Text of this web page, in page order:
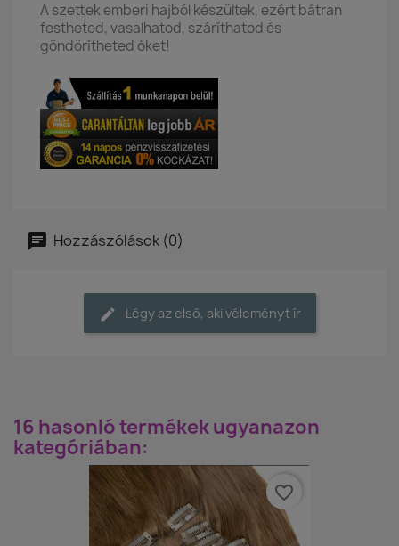
A szettek emberi hajból készültek, ezért bátran
festheted, vasalhatod, száríthatod és
göndörítheted őket!
Hozzászólások (0)
Légy az első, aki véleményt ír
16 hasonló termékek ugyanazon
kategóriában:
favorite_border